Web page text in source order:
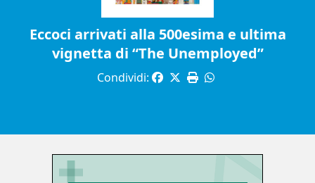
Eccoci arrivati alla 500esima e ultima
vignetta di “The Unemployed”
Condividi: